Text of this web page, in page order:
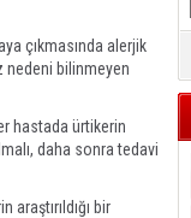
çıkmasında alerjik
nedeni bilinmeyen
hastada ürtikerin
daha sonra tedavi
bir